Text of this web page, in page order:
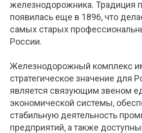
железнодорожника. Традиция
появилась еще в 1896, что
самых старых
России.
Железнодорожный комплекс
стратегическое значение для
является связующим звеном
экономической системы,
стабильную деятельность
предприятий, а также